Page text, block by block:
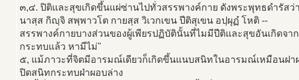
๓,๔. ปิติและสุขเกิดขึ้นแผ่ซ่านไปทั่วสรรพางค์กาย ดังพระพุทธดำรัสว่า
นาสฺส กิญฺจิ สพฺพาวโต กายสฺส วิเวกเขน ปีติสุเขน อปฺผุฏํ โหติ --
สรรพางค์กายบางส่วนของผู้เพียรปฏิบัตินั้นที่ไมมีปีติและสุขอันเกิดจาก
กระทบแล้ว หามีไม่"
๕, แม้ภาวะที่จิตมีอารมณ์เดียวก็เกิดขึ้นแนบสนิทในอารมณ์เหมือนฝา
ปิดสนิทกระทบฝ่าผอบล่าง